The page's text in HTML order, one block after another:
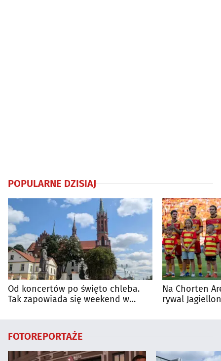
POPULARNE DZISIAJ
Od koncertów po święto chleba.
Tak zapowiada się weekend w
Na Chorten
rywal
FOTOREPORTAŻE